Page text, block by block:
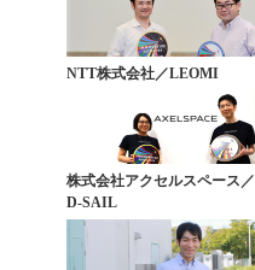
NTT株式会社／LEOMI
株式会社アクセルスペース／
D-SAIL